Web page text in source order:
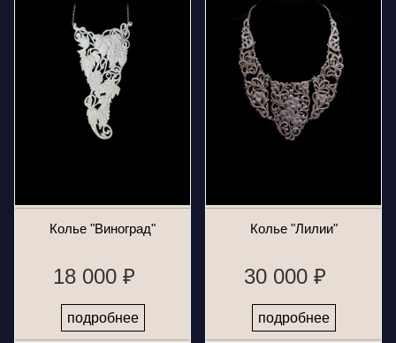
Колье "Виноград"
18 000 ₽
подробнее
Колье "Лилии"
30 000 ₽
подробнее